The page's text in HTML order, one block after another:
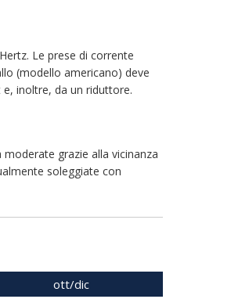
Le prese di corrente
(modello americano) deve
inoltre, da un riduttore.
grazie alla vicinanza
soleggiate con
ott/dic